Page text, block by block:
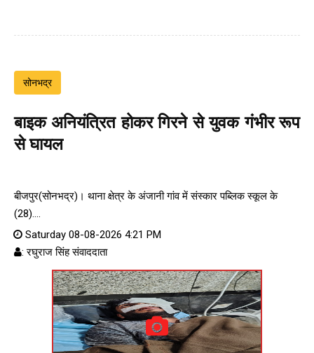
सोनभद्र
बाइक अनियंत्रित होकर गिरने से युवक गंभीर रूप
से घायल
बीजपुर(सोनभद्र)। थाना क्षेत्र के अंजानी गांव में संस्कार पब्लिक स्कूल के
(28)....
Saturday 08-08-2026 4:21 PM
: रघुराज सिंह संवाददाता